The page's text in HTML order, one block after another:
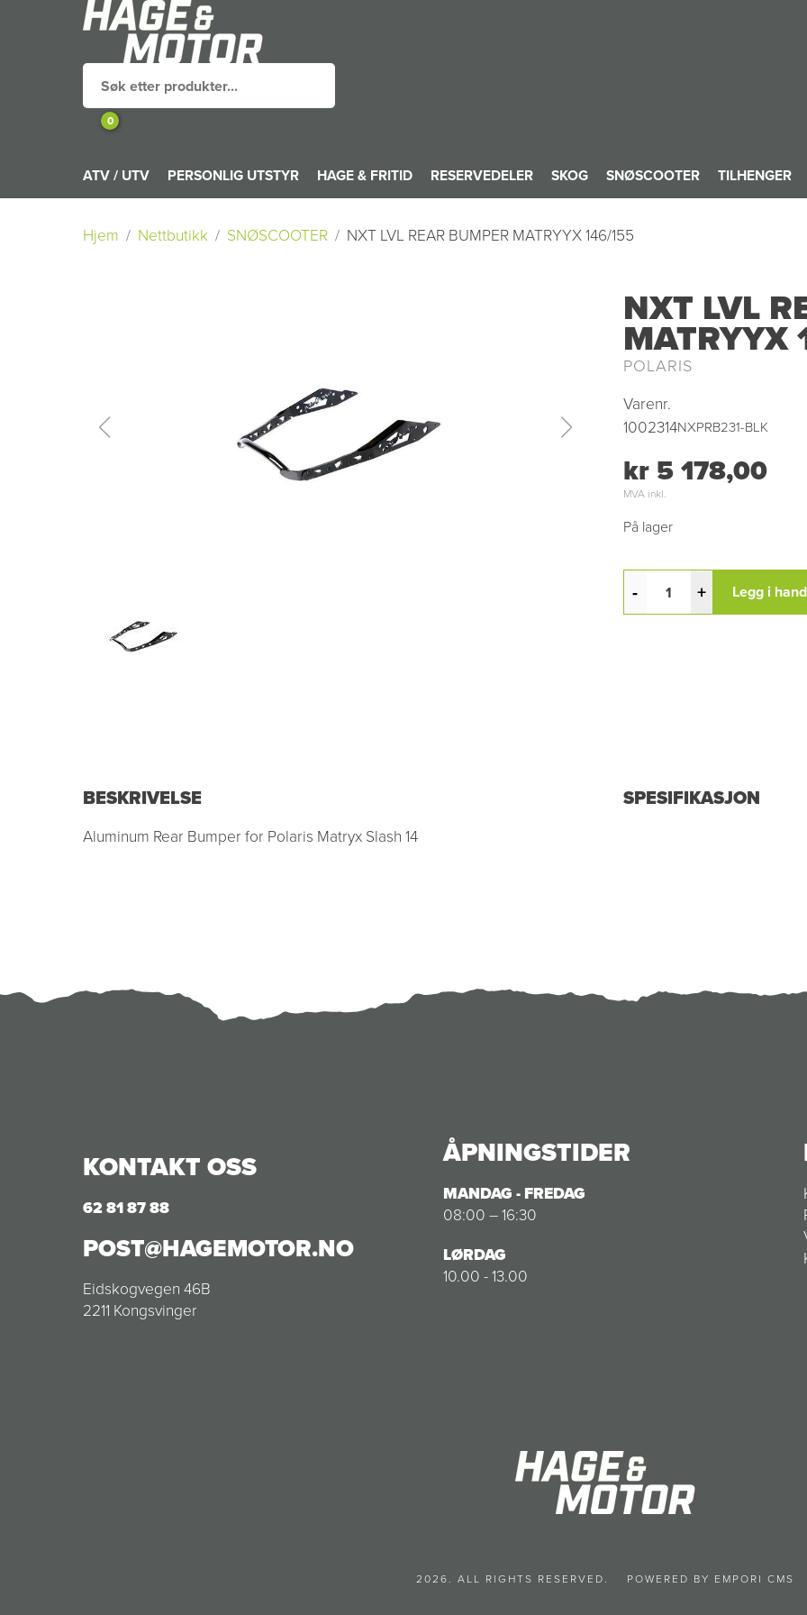
0
ATV / UTV PERSONLIG UTSTYR HAGE & FRITID RESERVEDELER SKOG SNØSCOOTER TILHENGER
Hjem Nettbutikk SNØSCOOTER NXT LVL REAR BUMPER MATRYYX 146/155
NXT LVL
MATRYYX
POLARIS
Varenr.
1002314NXPRB231-BLK
kr 5 178,00
MVA inkl.
På lager
- + Legg i
BESKRIVELSE
Aluminum Rear Bumper for Polaris Matryx Slash 14
SPESIFIKASJON
KONTAKT OSS
62 81 87 88
POST@HAGEMOTOR.NO
Eidskogvegen 46B
2211 Kongsvinger
ÅPNINGSTIDER
MANDAG - FREDAG
08:00 – 16:30
LØRDAG
10.00 - 13.00
2026. ALL RIGHTS RESERVED. POWERED BY EMPORI CMS